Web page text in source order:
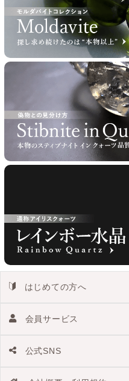
はじめての方へ
会員サービス
公式SNS